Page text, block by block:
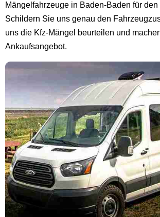
Mängelfahrzeuge in Baden-Baden für
Schildern Sie uns genau den
uns die Kfz-Mängel beurteilen und
Ankaufsangebot.